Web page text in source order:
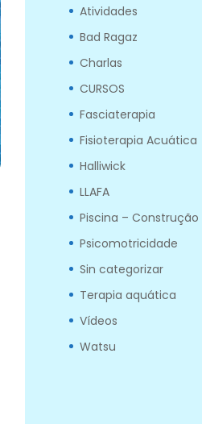
Atividades
Bad Ragaz
Charlas
CURSOS
Fasciaterapia
Fisioterapia Acuática
Halliwick
LLAFA
Piscina – Construção
Psicomotricidade
Sin categorizar
Terapia aquática
Vídeos
Watsu